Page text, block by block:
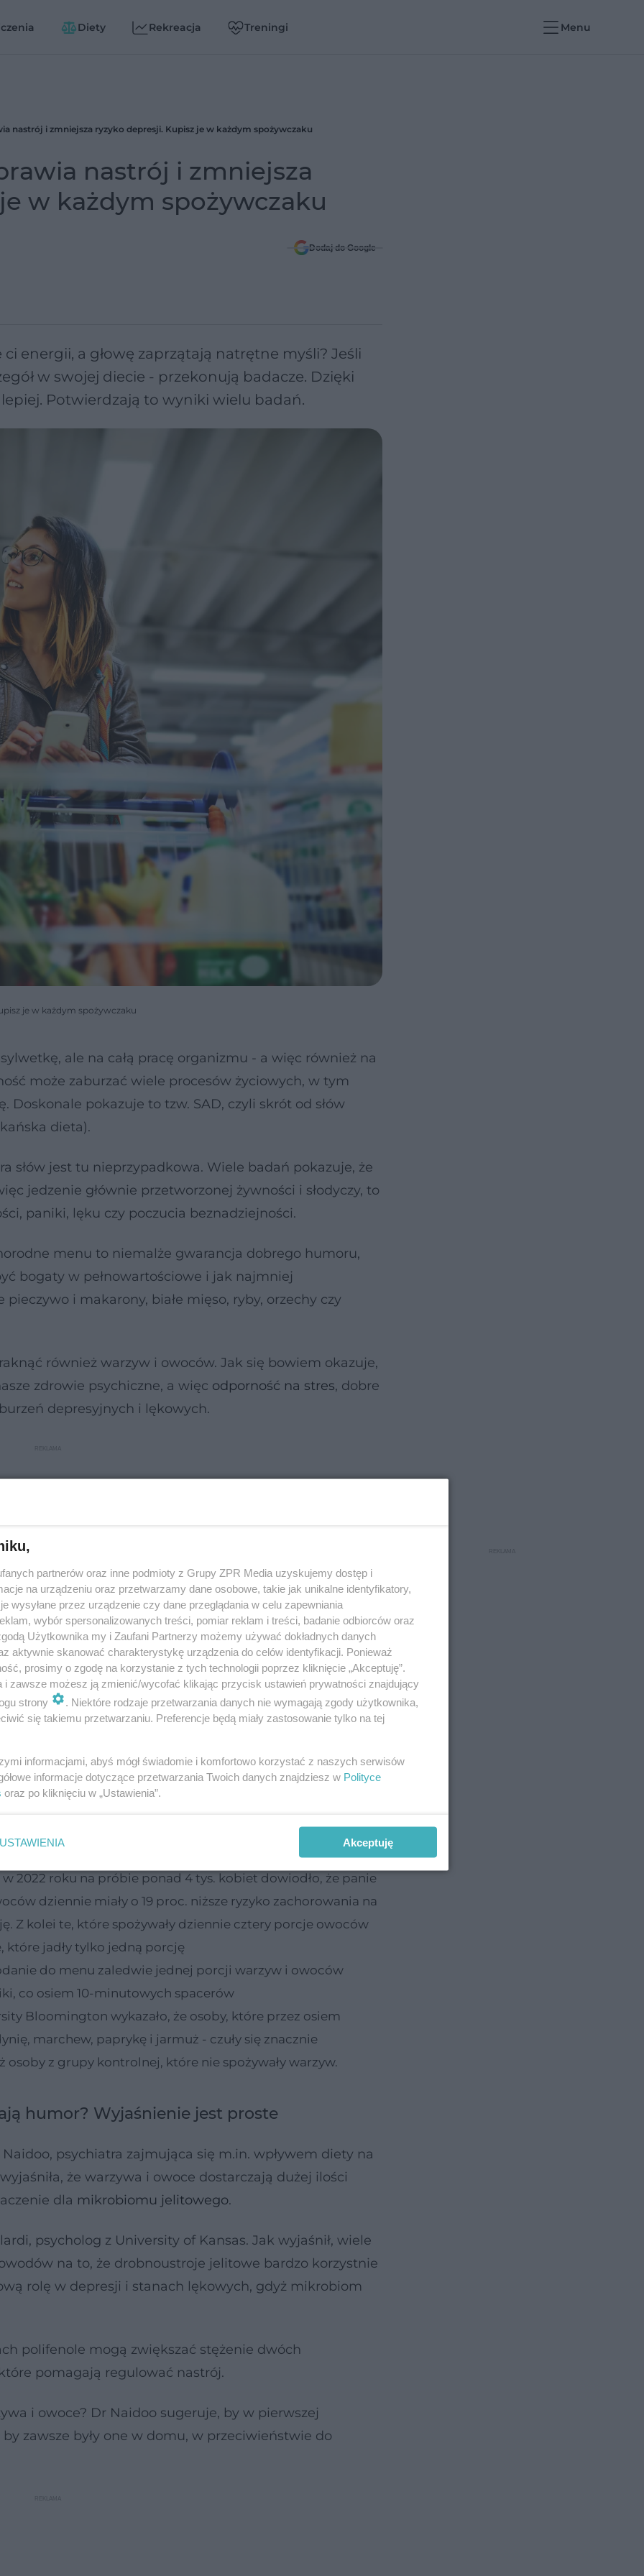
Diety Rekreacja Treningi Menu
nastrój i zmniejsza ryzyko depresji. Kupisz je w każdym spożywczaku
nastrój i zmniejsza
w każdym spożywczaku
Dodaj do Google
energii, a głowę zaprzątają natrętne myśli? Jeśli
w swojej diecie - przekonują badacze. Dzięki
Potwierdzają to wyniki wielu badań.
je w każdym spożywczaku
ale na całą pracę organizmu - a więc również na
może zaburzać wiele procesów życiowych, w tym
Doskonale pokazuje to tzw. SAD, czyli skrót od słów
dieta).
słów jest tu nieprzypadkowa. Wiele badań pokazuje, że
jedzenie głównie przetworzonej żywności i słodyczy, to
paniki, lęku czy poczucia beznadziejności.
menu to niemalże gwarancja dobrego humoru,
bogaty w pełnowartościowe i jak najmniej
i makarony, białe mięso, ryby, orzechy czy
również warzyw i owoców. Jak się bowiem okazuje,
zdrowie psychiczne, a więc odporność na stres, dobre
depresyjnych i lękowych.
zieleniny
ilości warzyw i owoców może bardzo korzystnie
że:
pozwala też lepiej się relaksować - dowiodła tego praca
2022 roku na próbie ponad 4 tys. kobiet dowiodło, że panie
dziennie miały o 19 proc. niższe ryzyko zachorowania na
Z kolei te, które spożywały dziennie cztery porcje owoców
które jadły tylko jedną porcję
do menu zaledwie jednej porcji warzyw i owoców
co osiem 10-minutowych spacerów
Bloomington wykazało, że osoby, które przez osiem
marchew, paprykę i jarmuż - czuły się znacznie
osoby z grupy kontrolnej, które nie spożywały warzyw.
humor? Wyjaśnienie jest proste
psychiatra zajmująca się m.in. wpływem diety na
że warzywa i owoce dostarczają dużej ilości
dla mikrobiomu jelitowego.
psycholog z University of Kansas. Jak wyjaśnił, wiele
na to, że drobnoustroje jelitowe bardzo korzystnie
rolę w depresji i stanach lękowych, gdyż mikrobiom
polifenole mogą zwiększać stężenie dwóch
pomagają regulować nastrój.
i owoce? Dr Naidoo sugeruje, by w pierwszej
zawsze były one w domu, w przeciwieństwie do
partnerów oraz inne podmioty z Grupy ZPR Media uzyskujemy dostęp i
na urządzeniu oraz przetwarzamy dane osobowe, takie jak unikalne identyfikatory,
wysyłane przez urządzenie czy dane przeglądania w celu zapewniania
wybór spersonalizowanych treści, pomiar reklam i treści, badanie odbiorców oraz
Użytkownika my i Zaufani Partnerzy możemy używać dokładnych danych
aktywnie skanować charakterystykę urządzenia do celów identyfikacji. Ponieważ
prosimy o zgodę na korzystanie z tych technologii poprzez kliknięcie „Akceptuję”.
i zawsze możesz ją zmienić/wycofać klikając przycisk ustawień prywatności znajdujący
strony
. Niektóre rodzaje przetwarzania danych nie wymagają zgody użytkownika,
się takiemu przetwarzaniu. Preferencje będą miały zastosowanie tylko na tej
informacjami, abyś mógł świadomie i komfortowo korzystać z naszych serwisów
informacje dotyczące przetwarzania Twoich danych znajdziesz w Polityce
oraz po kliknięciu w „Ustawienia”.
USTAWIENIA Akceptuję